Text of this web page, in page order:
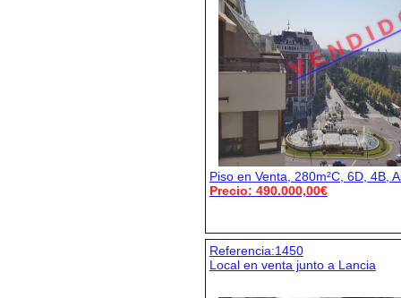
V E N D I
Piso en Venta, 280m²C, 6D, 4B,
Precio: 490.000,00€
Referencia:1450
Local en venta junto a Lancia